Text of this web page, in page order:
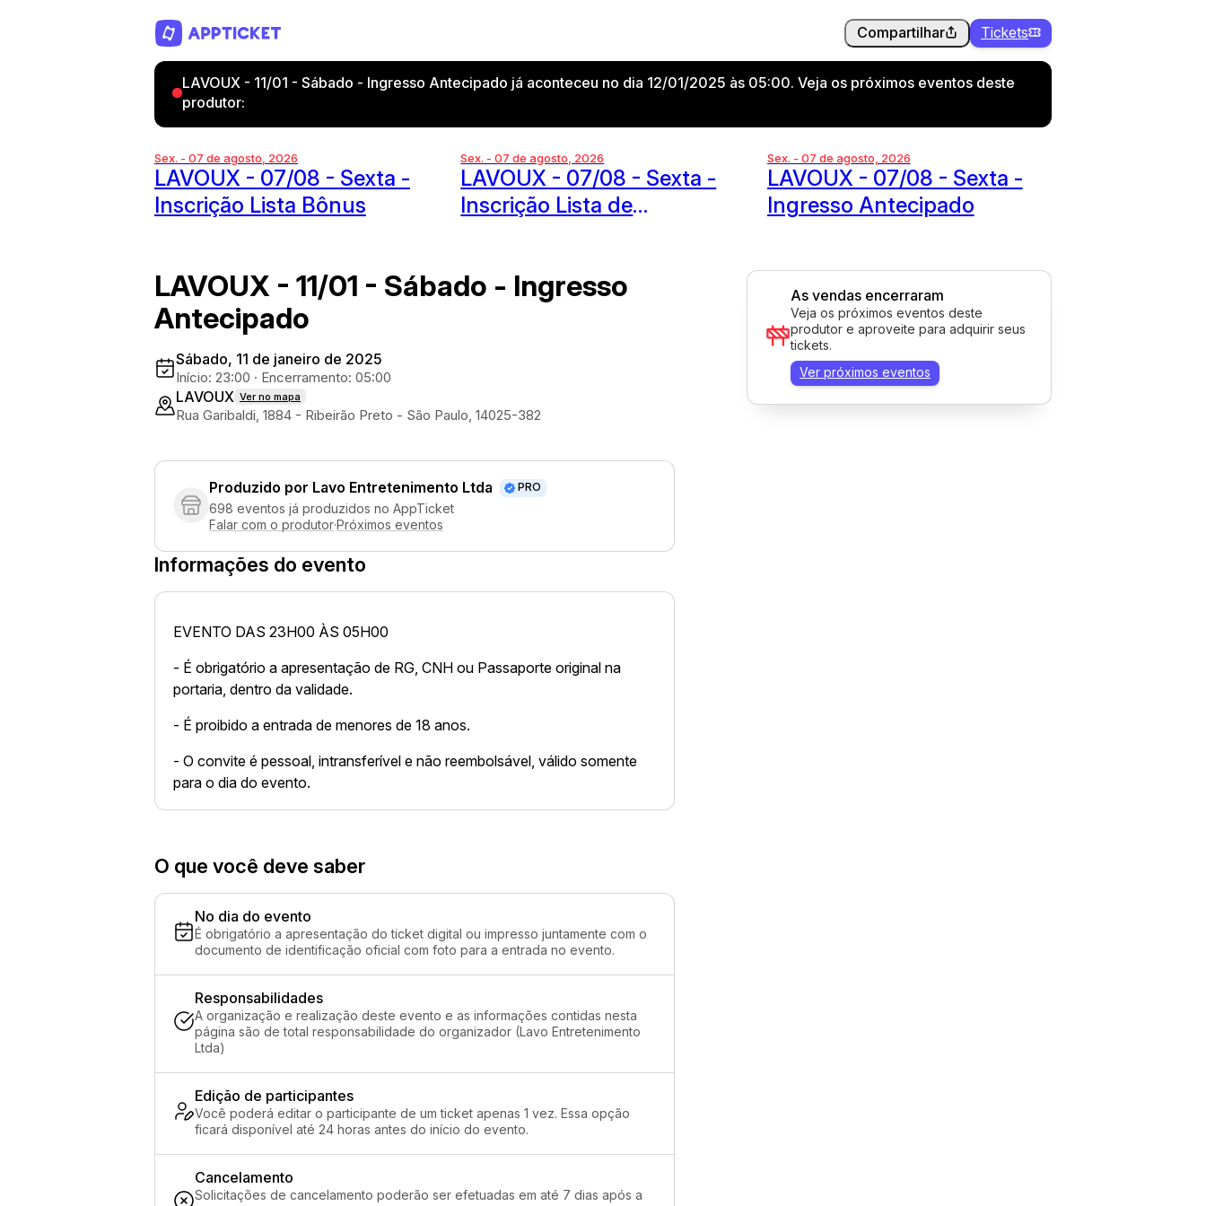
Compartilhar Tickets
LAVOUX - 11/01 - Sábado - Ingresso Antecipado já aconteceu no dia 12/01/2025 às 05:00. Veja os próximos eventos deste
produtor:
Sex. - 07 de agosto, 2026
LAVOUX - 07/08 - Sexta -
Inscrição Lista Bônus
Sex. - 07 de agosto, 2026
LAVOUX - 07/08 - Sexta -
Inscrição Lista de
Sex. - 07 de agosto, 2026
LAVOUX - 07/08 - Sexta -
Ingresso Antecipado
LAVOUX - 11/01 - Sábado - Ingresso
Antecipado
Sábado, 11 de janeiro de 2025
Início: 23:00 · Encerramento: 05:00
LAVOUX Ver no mapa
Rua Garibaldi, 1884 - Ribeirão Preto - São Paulo, 14025-382
Produzido por Lavo Entretenimento Ltda PRO
698 eventos já produzidos no AppTicket
Falar com o produtor·Próximos eventos
Informações do evento
EVENTO DAS 23H00 ÀS 05H00
- É obrigatório a apresentação de RG, CNH ou Passaporte original na
portaria, dentro da validade.
- É proibido a entrada de menores de 18 anos.
- O convite é pessoal, intransferível e não reembolsável, válido somente
para o dia do evento.
As vendas encerraram
Veja os próximos eventos deste
produtor e aproveite para adquirir seus
tickets.
Ver próximos eventos
O que você deve saber
No dia do evento
É obrigatório a apresentação do ticket digital ou impresso juntamente com o
documento de identificação oficial com foto para a entrada no evento.
Responsabilidades
A organização e realização deste evento e as informações contidas nesta
página são de total responsabilidade do organizador (Lavo Entretenimento
Ltda)
Edição de participantes
Você poderá editar o participante de um ticket apenas 1 vez. Essa opção
ficará disponível até 24 horas antes do início do evento.
Cancelamento
Solicitações de cancelamento poderão ser efetuadas em até 7 dias após a